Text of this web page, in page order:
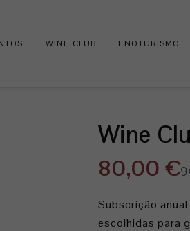
WINE CLUB ENOTURISMO
Wine
80,00 €
Subscrição anual
escolhidas para